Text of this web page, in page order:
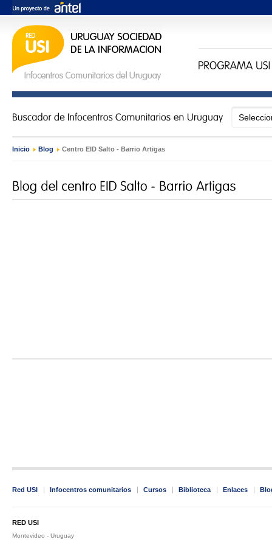
Inicio › Blog › Centro EID Salto - Barrio Artigas
Red USI Infocentros comunitarios Cursos Biblioteca Enlaces
RED USI
Montevideo - Uruguay